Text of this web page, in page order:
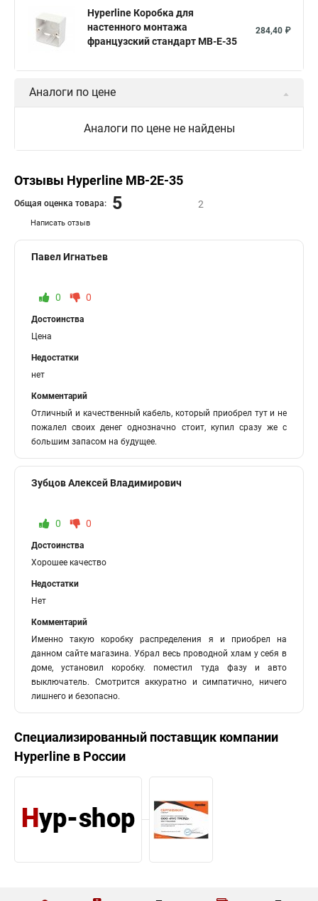
Hyperline Коробка для
настенного монтажа
французский стандарт MB-E-35
284,40 ₽
Аналоги по цене
Аналоги по цене не найдены
Отзывы Hyperline MB-2E-35
Написать отзыв
Общая оценка товара: 5 2
Павел Игнатьев
0 0
Достоинства
Цена
Недостатки
нет
Комментарий
Отличный и качественный кабель, который приобрел тут и не
пожалел своих денег однозначно стоит, купил сразу же с
большим запасом на будущее.
Зубцов Алексей Владимирович
0 0
Достоинства
Хорошее качество
Недостатки
Нет
Комментарий
Именно такую коробку распределения я и приобрел на
данном сайте магазина. Убрал весь проводной хлам у себя в
доме, установил коробку. поместил туда фазу и авто
выключатель. Смотрится аккуратно и симпатично, ничего
лишнего и безопасно.
Специализированный поставщик компании
Hyperline в России